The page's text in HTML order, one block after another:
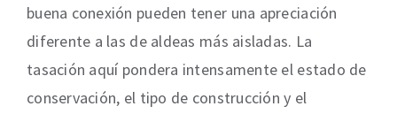
buena conexión pueden tener una apreciación
diferente a las de aldeas más aisladas. La
tasación aquí pondera intensamente el estado de
conservación, el tipo de construcción y el